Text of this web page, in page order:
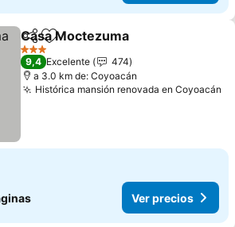
CompartirAgregar a favoritos
Casa Moctezuma
3 Estrellas
9,4 Excelente
474
a 3.0 km de: Coyoacán
Histórica mansión renovada en Coyoacán
Ver precios